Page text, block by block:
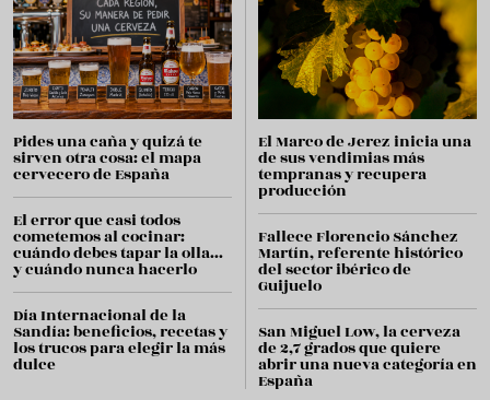
Pides una caña y quizá te
sirven otra cosa: el mapa
cervecero de España
El error que casi todos
cometemos al cocinar:
cuándo debes tapar la olla...
y cuándo nunca hacerlo
Día Internacional de la
Sandía: beneficios, recetas y
los trucos para elegir la más
dulce
El Marco de Jerez inicia una
de sus vendimias más
tempranas y recupera
producción
Fallece Florencio Sánchez
Martín, referente histórico
del sector ibérico de
Guijuelo
San Miguel Low, la cerveza
de 2,7 grados que quiere
abrir una nueva categoría en
España